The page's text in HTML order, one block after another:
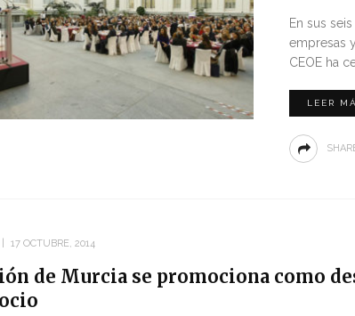
En sus
empresas
CEOE ha
LEER
17 OCTUBRE, 2014
de Murcia se promociona como